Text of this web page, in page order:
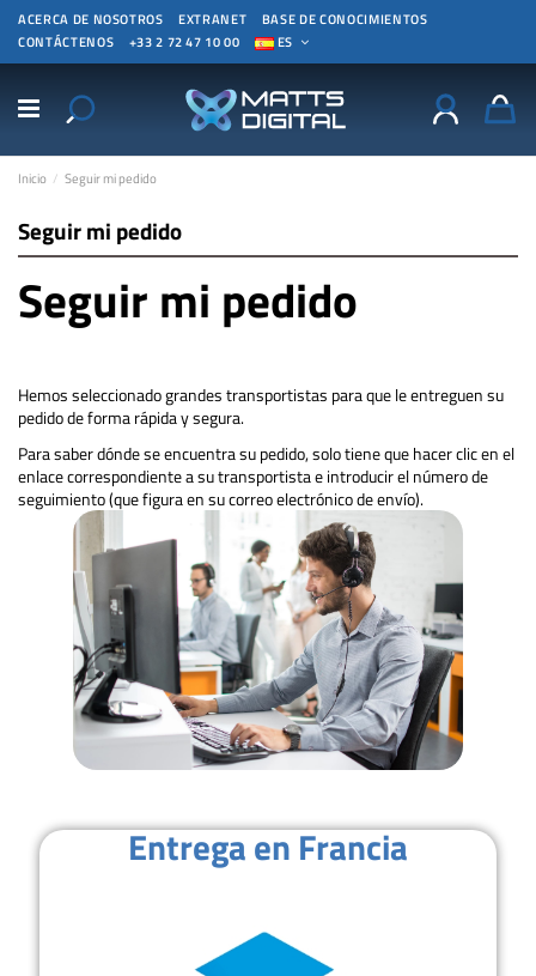
ACERCA DE NOSOTROS EXTRANET
BASE DE CONOCIMIENTOS
CONTÁCTENOS
+33 2 72 47 10 00 ES
Inicio Seguir mi pedido
Seguir mi pedido
Seguir mi pedido
Hemos seleccionado grandes transportistas para que le entreguen su
pedido de forma rápida y segura.
Para saber dónde se encuentra su pedido, solo tiene que hacer clic en el
enlace correspondiente a su transportista e introducir el número de
seguimiento (que figura en su correo electrónico de envío).
Entrega en Francia